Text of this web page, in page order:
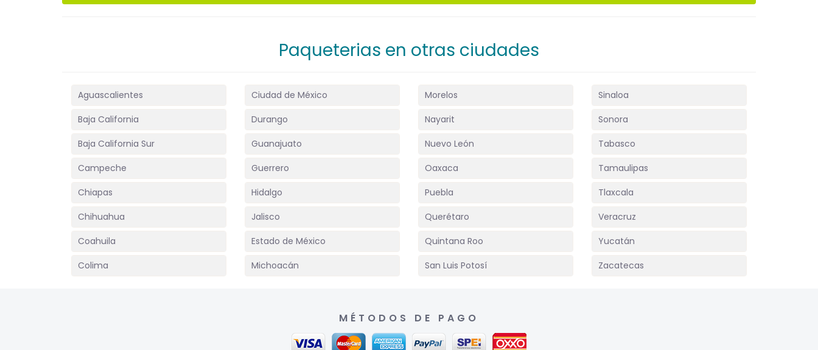
Paqueterias en otras ciudades
Aguascalientes
Baja California
Baja California Sur
Campeche
Chiapas
Chihuahua
Coahuila
Colima
Ciudad de México
Durango
Guanajuato
Guerrero
Hidalgo
Jalisco
Estado de México
Michoacán
Morelos
Nayarit
Nuevo León
Oaxaca
Puebla
Querétaro
Quintana Roo
San Luis Potosí
Sinaloa
Sonora
Tabasco
Tamaulipas
Tlaxcala
Veracruz
Yucatán
Zacatecas
MÉTODOS DE PAGO